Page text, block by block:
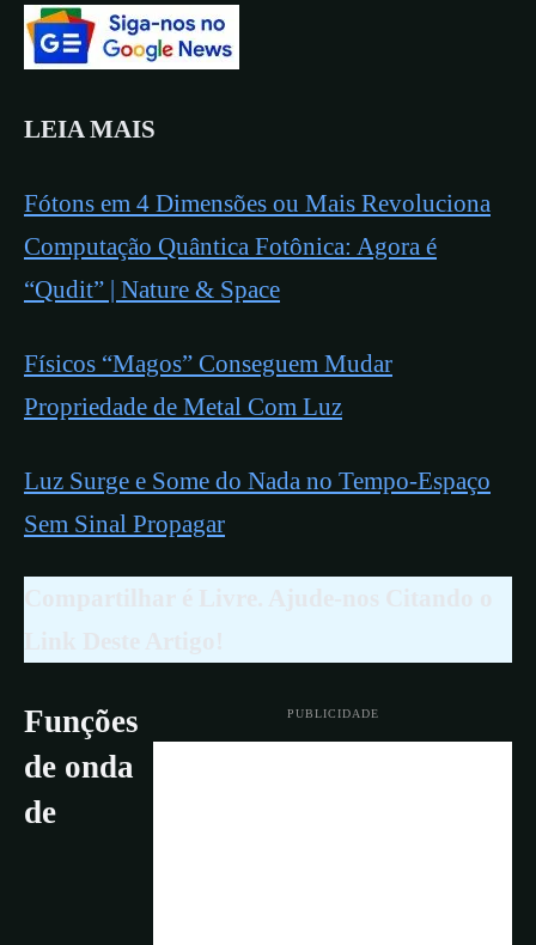
LEIA MAIS
Fótons em 4 Dimensões ou Mais Revoluciona
Computação Quântica Fotônica: Agora é
“Qudit” | Nature & Space
Físicos “Magos” Conseguem Mudar
Propriedade de Metal Com Luz
Luz Surge e Some do Nada no Tempo-Espaço
Sem Sinal Propagar
PUBLICIDADE
Funções
de onda
de